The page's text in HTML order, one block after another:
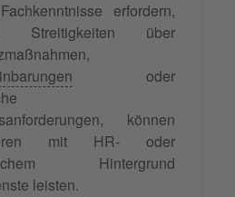
erfordern,
über
oder
können
mit HR- oder
Hintergrund
leisten.